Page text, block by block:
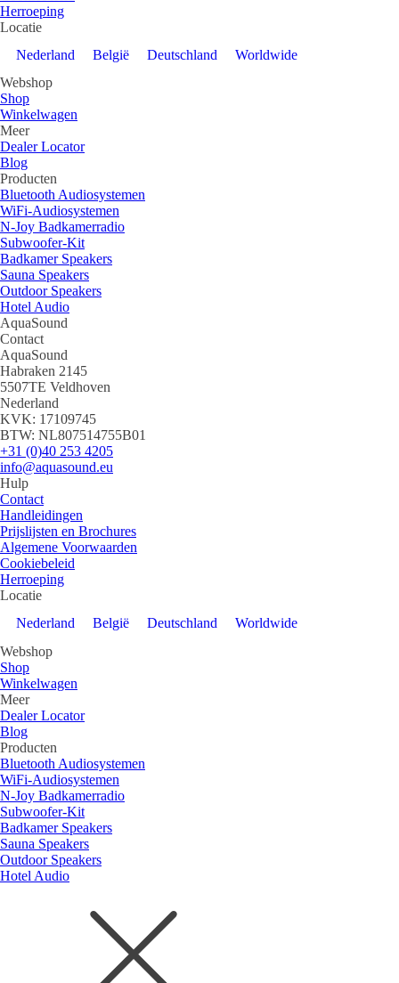
Herroeping
Locatie
Nederland
België Deutschland
Worldwide
Webshop
Shop
Winkelwagen
Meer
Dealer Locator
Blog
Producten
Bluetooth Audiosystemen
WiFi-Audiosystemen
N-Joy Badkamerradio
Subwoofer-Kit
Badkamer Speakers
Sauna Speakers
Outdoor Speakers
Hotel Audio
AquaSound
Contact
AquaSound
Habraken 2145
5507TE Veldhoven
Nederland
KVK: 17109745
BTW: NL807514755B01
+31 (0)40 253 4205
info@aquasound.eu
Hulp
Contact
Handleidingen
Prijslijsten en Brochures
Algemene Voorwaarden
Cookiebeleid
Herroeping
Locatie
Nederland
België Deutschland
Worldwide
Webshop
Shop
Winkelwagen
Meer
Dealer Locator
Blog
Producten
Bluetooth Audiosystemen
WiFi-Audiosystemen
N-Joy Badkamerradio
Subwoofer-Kit
Badkamer Speakers
Sauna Speakers
Outdoor Speakers
Hotel Audio